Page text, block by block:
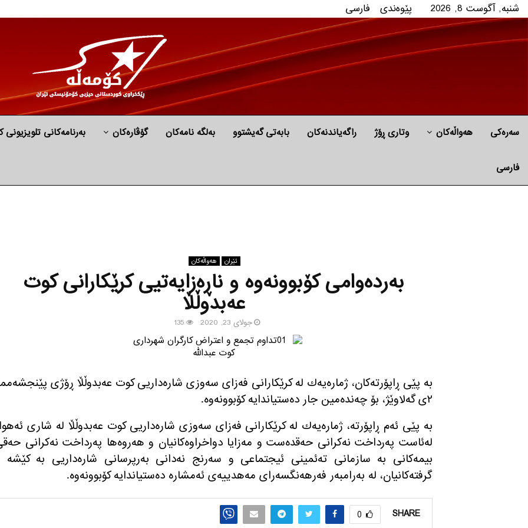
شنبه, آگوست 8, 2026 پێوه‌ندی فارسی
سەرەکی هه‌واڵه‌کان وتاری ڕۆژ راگه‌یاندنه‌كان بابه‌تی گه‌یشتوو به‌لگه‌ نامه‌كان گۆڤارەکان بەرنامەکانی تلویزیونی
فارسی
ئێران هه‌واڵه‌کان
به‌رده‌وامی كۆبوونه‌وه‌ و ناڕه‌زایه‌تیی كرێكارانی كوت
عه‌بدوڵڵا
جولای 23, 2020 135
به‌ پێی ڕاپۆرته‌كان، ژماره‌یه‌ك له‌ كرێكارانی فه‌زای سه‌وزی شاره‌داریی كوت عه‌بدوڵڵا ڕۆژی
٢ی گه‌لاوێژ، بۆ چه‌نده‌مین جار ده‌ستیاندایه‌ كۆبوونه‌وه‌.
به‌ پێی ئه‌م ڕاپۆرته‌، ژماره‌یه‌ك له‌ كرێكارانی فه‌زای سه‌وزی شاره‌داریی كوت عه‌بدوڵڵا له‌ شاری
له‌ئاست په‌رداخت نه‌كرانی حه‌قده‌ست و مه‌زایا دواخراوه‌كانیان و هه‌روه‌ها په‌رداخت نه‌كرانی
بیمه‌كانی به‌ سازمانی ته‌ئمینی ئیجتماعی و سه‌رنج نه‌دانی به‌رپرسانی شاره‌داریی به‌ كێشه‌
گرفته‌كانیان، له‌ به‌رامبه‌ر فه‌رهه‌نگسه‌رای مه‌هدییه‌ی ئه‌مشاره‌ ده‌ستیاندایه‌ كۆبوونه‌وه‌.
SHARE
0